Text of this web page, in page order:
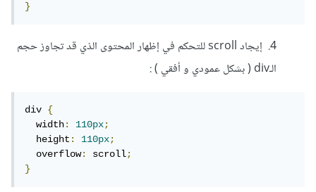
}
4. إيجاد scroll للتحكم في إظهار المحتوى الذي قد تجاوز حجم
الـdiv ( بشكل عمودي و أفقي ) :
div {
  width
: 110px;
  height
: 110px;
  overflow
: scroll;
}